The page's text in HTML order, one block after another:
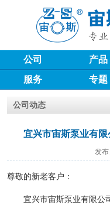
公司 产品
服务
专题
公司动态
宜兴市宙斯泵业有
发
尊敬的新老客户：
宜兴市宙斯泵业有限公司